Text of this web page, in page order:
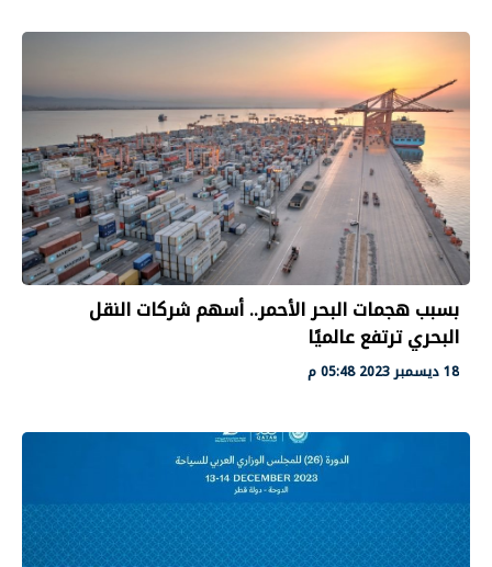
بسبب هجمات البحر الأحمر.. أسهم شركات النقل
البحري ترتفع عالميًا
18 ديسمبر 2023 05:48 م